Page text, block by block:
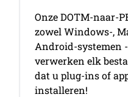
Onze DOTM-naar-
zowel Windows-,
Android-systemen
verwerken elk
dat u plug-ins of
installeren!